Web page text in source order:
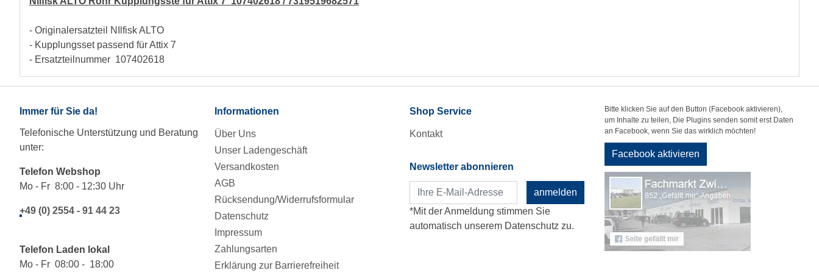
- Originalersatzteil NIlfisk ALTO
- Kupplungsset passend für Attix 7
- Ersatzteilnummer 107402618
Immer für Sie da!
Telefonische Unterstützung und Beratung
unter:
Telefon Webshop
Mo - Fr 8:00 - 12:30 Uhr
+49 (0) 2554 - 91 44 23
Telefon Laden lokal
Mo - Fr 08:00 - 18:00
Informationen
Über Uns
Unser Ladengeschäft
Versandkosten
AGB
Rücksendung/Widerrufsformular
Datenschutz
Impressum
Zahlungsarten
Erklärung zur Barrierefreiheit
Shop Service
Kontakt
Newsletter abonnieren
anmelden
*Mit der Anmeldung stimmen Sie
automatisch unserem Datenschutz zu.
Bitte klicken Sie auf den Button (Facebook aktivieren),
um Inhalte zu teilen, Die Plugins senden somit erst Daten
an Facebook, wenn Sie das wirklich möchten!
Facebook aktivieren